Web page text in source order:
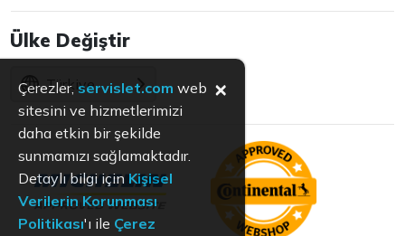
Ülke Değiştir
Türkiye
Çerezler, servislet.com web
sitesini ve hizmetlerimizi
daha etkin bir şekilde
sunmamızı sağlamaktadır.
Detaylı bilgi içinKişisel
Verilerin Korunması
Politikası'ı ile Çerez
×